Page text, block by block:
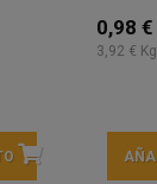
0,98 €
3,92 € Kg